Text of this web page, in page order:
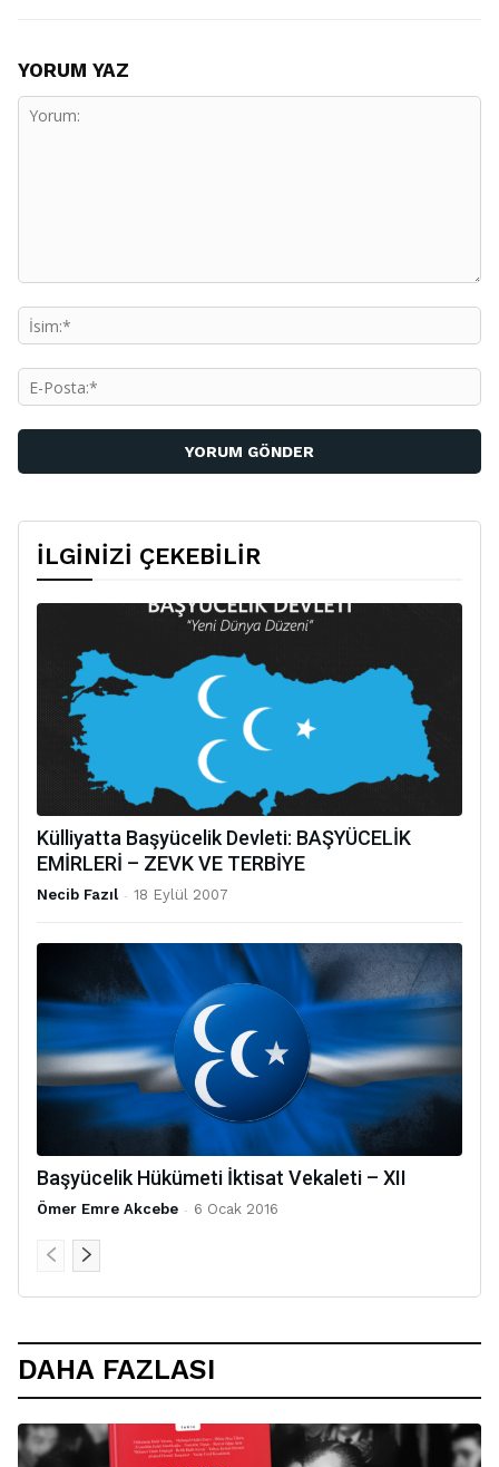
YORUM YAZ
İLGİNİZİ ÇEKEBİLİR
Külliyatta Başyücelik Devleti: BAŞYÜCELİK
EMİRLERİ – ZEVK VE TERBİYE
Necib Fazıl - 18 Eylül 2007
Başyücelik Hükümeti İktisat Vekaleti – XII
Ömer Emre Akcebe - 6 Ocak 2016
DAHA FAZLASI